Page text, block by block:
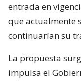
entrada en
que actualmente
continuarían su
La propuesta
impulsa el